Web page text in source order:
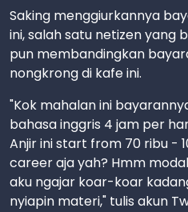
Saking menggiurkannya
ini, salah satu netizen yang
pun membandingkan
nongkrong di kafe ini.
"Kok mahalan ini
bahasa inggris 4 jam per
Anjir ini start from 70 ribu -
career aja yah? Hmm
aku ngajar koar-koar
nyiapin materi," tulis akun